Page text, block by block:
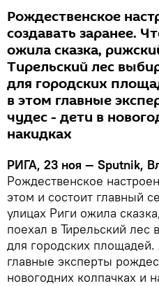
Рождественское
создавать заранее.
ожила сказка,
Тирельский лес
для городских
в этом главные
чудес - дети в
накидках
РИГА, 23 ноя — Sputnik,
Рождественское
этом и состоит главный
улицах Риги ожила
поехал в Тирельский лес
для городских
главные эксперты
новогодних колпачках и